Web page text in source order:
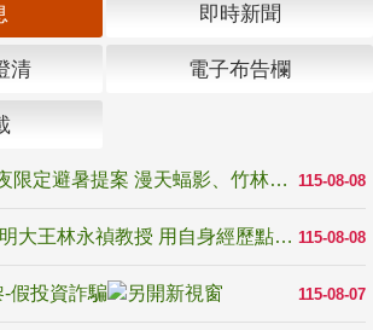
即時新聞
清 電子布告欄
115-08-08
青年壯遊點精選夏夜限定避暑提案 漫天蝠影、竹林尋蛙、茶香夜觀 邀青年暮色出發
115-08-08
教育家人物典範 發明大王林永禎教授 用自身經歷點亮學生的路
115-08-07
-假投資詐騙